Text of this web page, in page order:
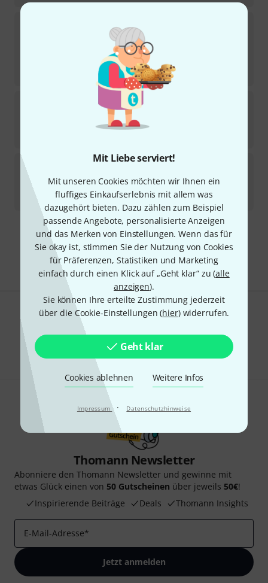
Mit Liebe serviert!
Mit unseren Cookies möchten wir Ihnen ein
fluffiges Einkaufserlebnis mit allem was
dazugehört bieten. Dazu zählen zum Beispiel
passende Angebote, personalisierte Anzeigen
und das Merken von Einstellungen. Wenn das für
Sie okay ist, stimmen Sie der Nutzung von Cookies
für Präferenzen, Statistiken und Marketing
einfach durch einen Klick auf „Geht klar“ zu (alle
anzeigen).
Sie können Ihre erteilte Zustimmung jederzeit
über die Cookie-Einstellungen (hier) widerrufen.
Geht klar
Cookies ablehnen Weitere Infos
Impressum · Datenschutzhinweise
Sofort lieferbar
30-Tage-Bestpreis:156
The Feather Plus 5"
Sofort lieferbar
Myers PickupsThe Grip Plus 6" Goose B-Stock
Sofort lieferbar
139 €
Kostenloser Versand ab 29 €
Alle Preise inkl. MwSt.
Gefällt Ihnen, was Sie sehen?
Hilfe & Feedback
Thomann Newsletter
Abonniere den Thomann Newsletter und gewinne mit
etwas Glück einen von 50 Gutscheinen über jeweils 50€!
Inspirierende Beiträge
Deals Thomann Insights
E-Mail-Adresse*
Jetzt anmelden